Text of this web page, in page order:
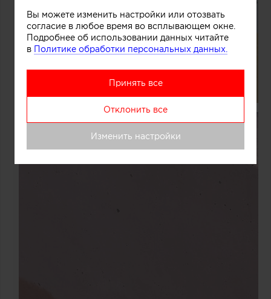
Вы можете изменить настройки или отозвать
согласие в любое время во всплывающем окне.
Подробнее об использовании данных читайте
в Политике обработки персональных данных.
Принять все
Отклонить все
Изменить настройки